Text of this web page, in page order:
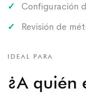
Configuración
Revisión de
IDEAL PARA
¿A quién